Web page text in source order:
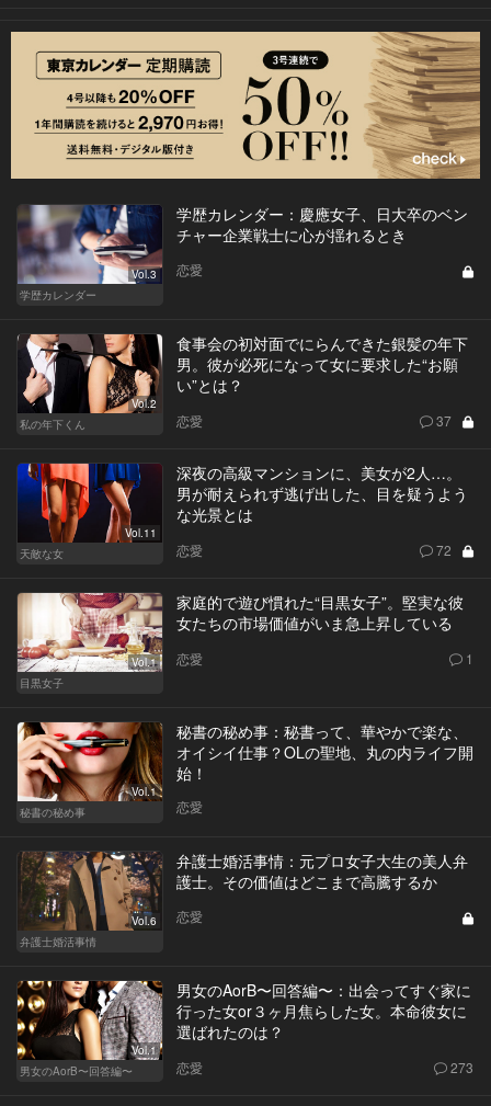
Vol.3
学歴カレンダー
学歴カレンダー：慶應女子、日大卒のベン
チャー企業戦士に心が揺れるとき
恋愛
Vol.2
私の年下くん
食事会の初対面でにらんできた銀髪の年下
男。彼が必死になって女に要求した“お願
い”とは？
恋愛 37
Vol.11
天敵な女
深夜の高級マンションに、美女が2人…。
男が耐えられず逃げ出した、目を疑うよう
な光景とは
恋愛 72
Vol.1
目黒女子
家庭的で遊び慣れた“目黒女子”。堅実な彼
女たちの市場価値がいま急上昇している
恋愛 1
Vol.1
秘書の秘め事
秘書の秘め事：秘書って、華やかで楽な、
オイシイ仕事？OLの聖地、丸の内ライフ開
始！
恋愛
Vol.6
弁護士婚活事情
弁護士婚活事情：元プロ女子大生の美人弁
護士。その価値はどこまで高騰するか
恋愛
Vol.1
男女のAorB〜回答編〜
男女のAorB〜回答編〜：出会ってすぐ家に
行った女or３ヶ月焦らした女。本命彼女に
選ばれたのは？
恋愛 273